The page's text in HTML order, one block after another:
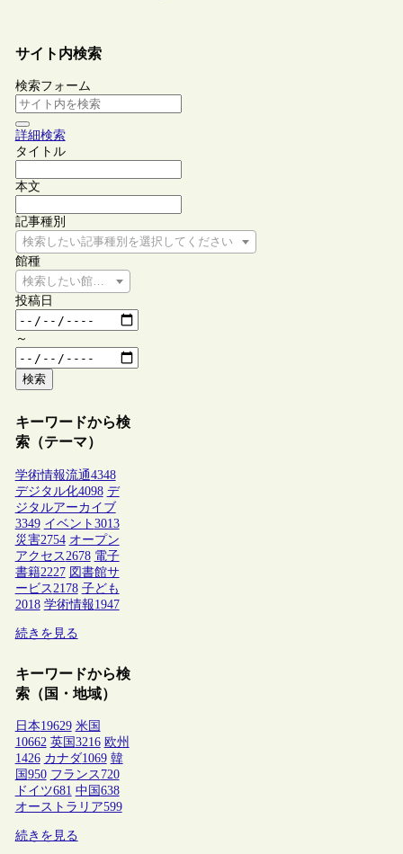
サイト内検索
検索フォーム
詳細検索
タイトル
本文
記事種別
検索したい記事種別を選択してください
館種
検索したい館種を選択してください
投稿日
～
検索
キーワードから検
索（テーマ）
学術情報流通4348
デジタル化4098 デ
ジタルアーカイブ
3349 イベント 3013
災害2754 オープン
アクセス 2678 電子
書籍2227 図書館サ
ービス 2178 子ども
2018 学術情報1947
続きを見る
キーワードから検
索（国・地域）
日本19629 米国
10662 英国 3216 欧州
1426 カナダ1069 韓
国 950 フランス 720
ドイツ681 中国 638
オーストラリア599
続きを見る